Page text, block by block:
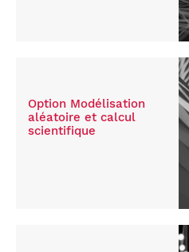
Option Modélisation
aléatoire et calcul
scientifique